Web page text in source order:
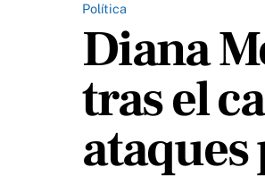
Política
Diana
tras el